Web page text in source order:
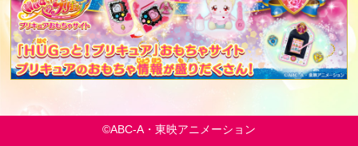
©ABC-A・東映アニメーション